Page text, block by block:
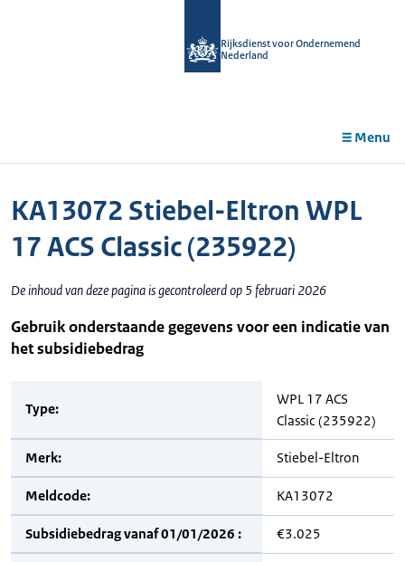
Rijksdienst voor Ondernemend
Nederland
Menu
KA13072 Stiebel-Eltron WPL
17 ACS Classic (235922)
De inhoud van deze pagina is gecontroleerd op 5 februari 2026
Gebruik onderstaande gegevens voor een indicatie van
het subsidiebedrag
Type:
WPL 17 ACS
Classic (235922)
Merk: Stiebel-Eltron
Meldcode: KA13072
Subsidiebedrag vanaf 01/01/2026 : €3.025